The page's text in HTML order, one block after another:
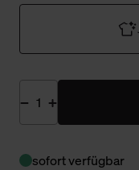
sofort verfügbar